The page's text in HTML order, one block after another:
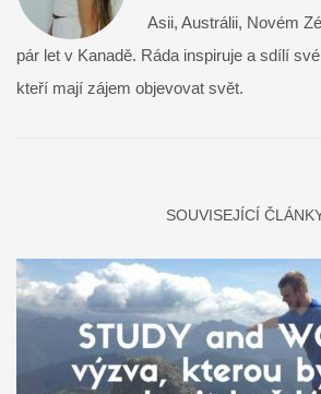
Asii, Austrálii, Novém
pár let v Kanadě. Ráda inspiruje a sdílí
kteří mají zájem objevovat svět.
SOUVISEJÍCÍ